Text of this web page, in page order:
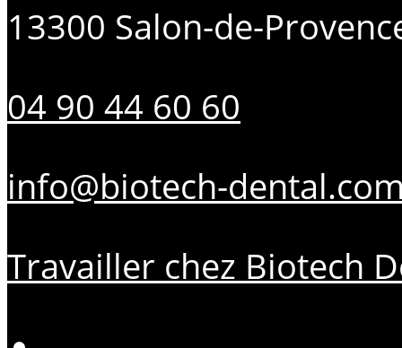
13300 Salon-de-
04 90 44 60 60
info@biotech-
Travailler chez Biotech